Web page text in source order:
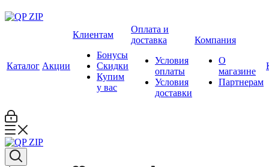
Каталог Акции
Клиентам
Бонусы
Скидки
Купим
у вас
Оплата и
доставка
Условия
оплаты
Условия
доставки
Компания
О
магазине
Партнерам